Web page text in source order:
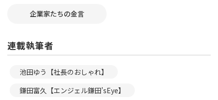
企業家たちの金言
連載執筆者
池田ゆう【社長のおしゃれ】
鎌田富久【エンジェル鎌田’sEye】